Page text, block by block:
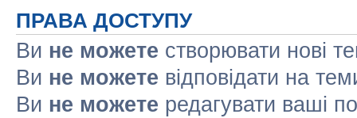
ПРАВА ДОСТУПУ
Ви не можете створювати нові
Ви не можете відповідати на
Ви не можете редагувати ваші